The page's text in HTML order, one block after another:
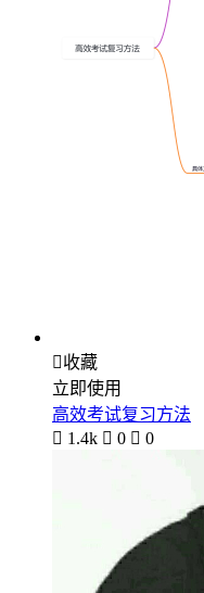
收藏
立即使用
高效考试复习方法
 1.4k  0  0